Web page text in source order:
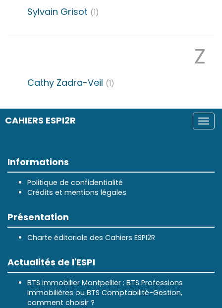
CAHIERS ESPI2R
Sylvain Grisot (1)
Z
Cathy Zadra-Veil (1)
Informations
Politique de confidentialité
Crédits et mentions légales
Présentation
Charte éditoriale des Cahiers ESPI2R
Actualités de l'ESPI
BTS immobilier Montpellier : BTS Professions
Immobilières ou BTS Comptabilité-Gestion,
comment choisir ?